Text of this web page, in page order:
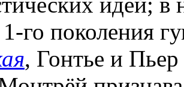
1-го поколения
, Гонтье и